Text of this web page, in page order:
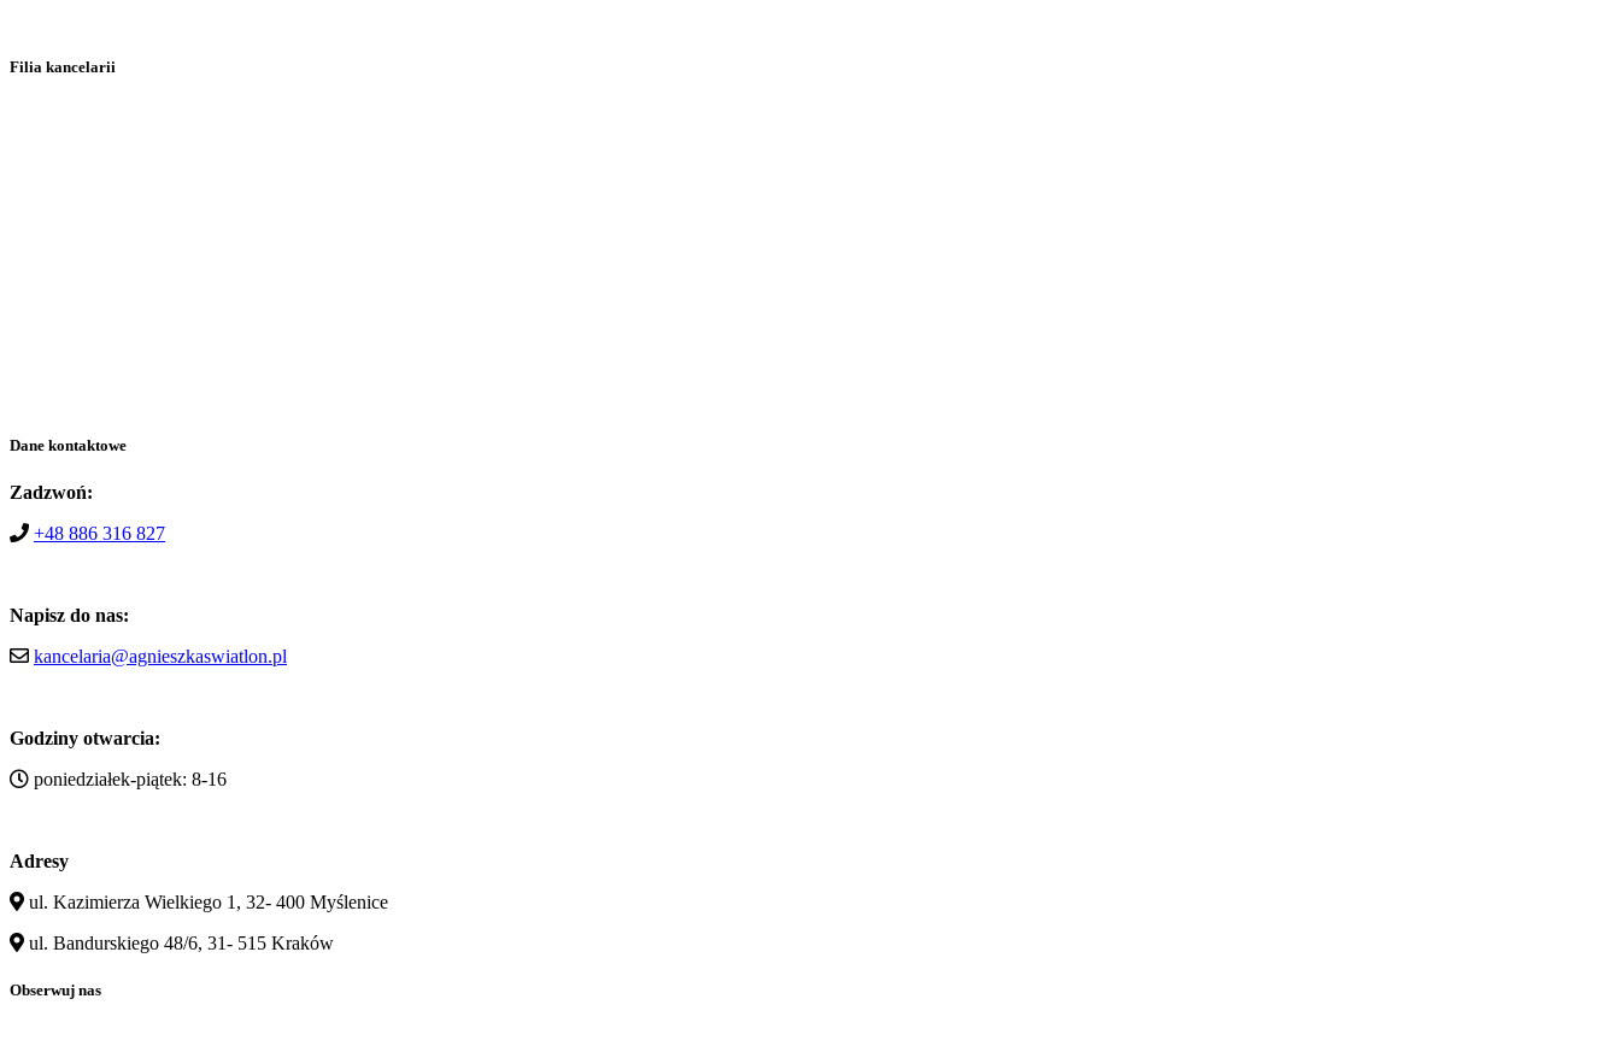
Filia kancelarii
Dane kontaktowe
Zadzwoń:
+48 886 316 827
Napisz do nas:
kancelaria@agnieszkaswiatlon.pl
Godziny otwarcia:
poniedziałek-piątek: 8-16
Adresy
ul. Kazimierza Wielkiego 1, 32- 400 Myślenice
ul. Bandurskiego 48/6, 31- 515 Kraków
Obserwuj nas